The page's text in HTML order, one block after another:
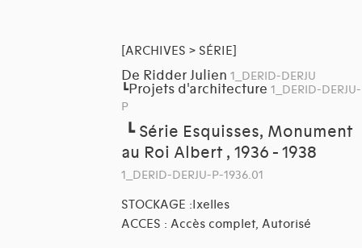
[ARCHIVES > SÉRIE]
De Ridder Julien 1_DERID-DERJU
┗Projets d'architecture 1_DERID-DERJU-
P
┗ Série Esquisses, Monument
au Roi Albert , 1936 - 1938
1_DERID-DERJU-P-1936.01
STOCKAGE :Ixelles
ACCES : Accès complet, Autorisé